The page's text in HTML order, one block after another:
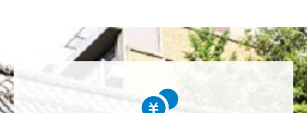
査プロジェクト。 歴史的な発見があることを期待しま
す。募金することにより、私自身も参加しているよう
プロジェクト>